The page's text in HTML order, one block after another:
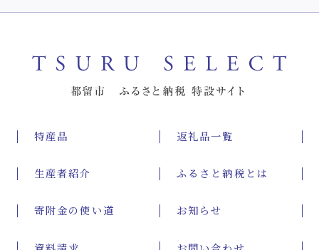
特産品 返礼品一覧
生産者紹介 ふるさと納税とは
寄附金の使い道 お知らせ